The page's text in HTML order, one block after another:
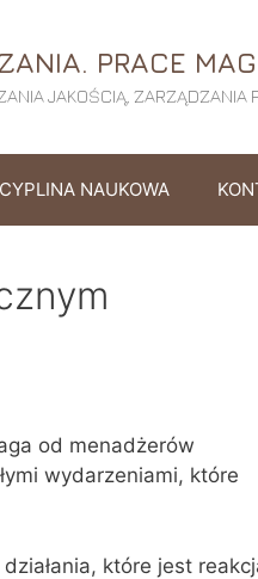
PRACE
JAKOŚCIĄ, ZARZĄDZANIA
NAUKOWA
od menadżerów
wydarzeniami, które
które jest